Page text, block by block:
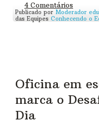
4 Comentários
Publicado por Moderador
das Equipes Conhecendo o
Oficina em
marca o
Dia